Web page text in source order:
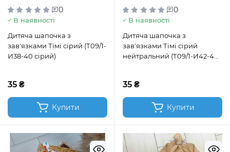
0
В наявності
Дитяча шапочка з
зав'язками Тімі сірий (Т09/1-
И38-40 сірий)
35 ₴
Купити
0
В наявності
Дитяча шапочка з
зав'язками Тімі сірий
нейтральний (Т09/1-И42-44
35 ₴
Купити